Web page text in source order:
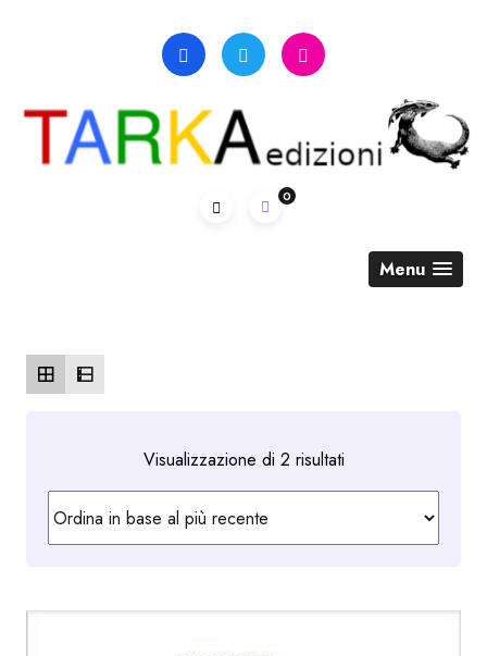
0
Menu
Visualizzazione di 2 risultatiOrdina
in
al
recente